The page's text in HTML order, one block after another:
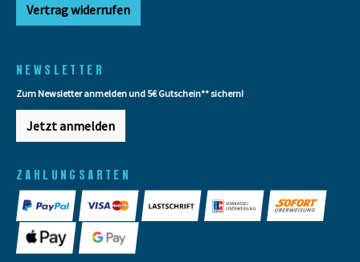
Vertrag widerrufen
NEWSLETTER
Zum Newsletter anmelden und 5€ Gutschein** sichern!
Jetzt anmelden
ZAHLUNGSARTEN